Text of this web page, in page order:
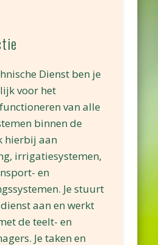
Dienst ben je
voor het
van alle
binnen de
hierbij aan
irrigatiesystemen,
en
Je stuurt
aan en werkt
de teelt- en
Je taken en